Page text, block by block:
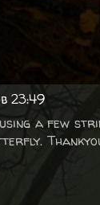
23:49
a few